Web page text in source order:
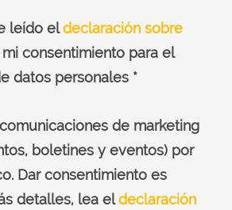
leído eldeclaración sobre
consentimiento para el
datos personales *
de marketing
boletines y eventos) por
Dar consentimiento es
detalles, lea eldeclaración